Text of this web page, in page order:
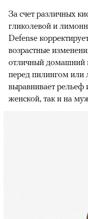
За счет различных
гликолевой и
Defense
возрастные
отличный домашний
перед пилингом или
выравнивает рельеф
женской, так и на